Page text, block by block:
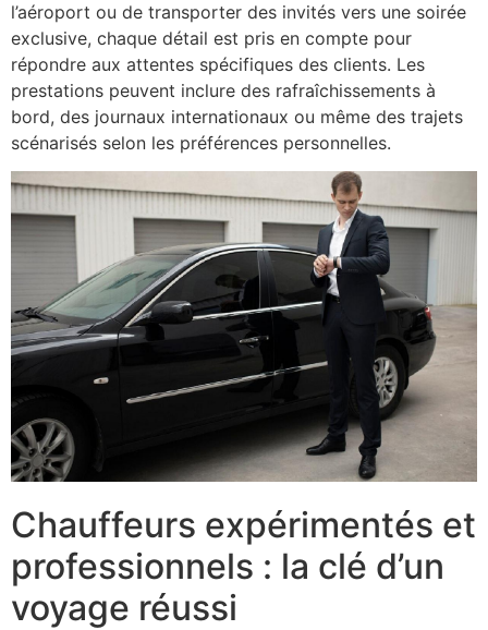
l’aéroport ou de transporter des invités vers une soirée
exclusive, chaque détail est pris en compte pour
répondre aux attentes spécifiques des clients. Les
prestations peuvent inclure des rafraîchissements à
bord, des journaux internationaux ou même des trajets
scénarisés selon les préférences personnelles.
Chauffeurs expérimentés et
professionnels : la clé d’un
voyage réussi